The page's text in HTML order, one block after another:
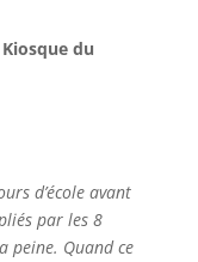
du
d’école avant
par les 8
peine. Quand ce